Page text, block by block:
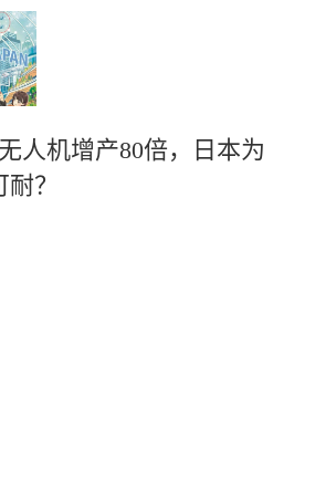
人机增产80倍，日本为
？